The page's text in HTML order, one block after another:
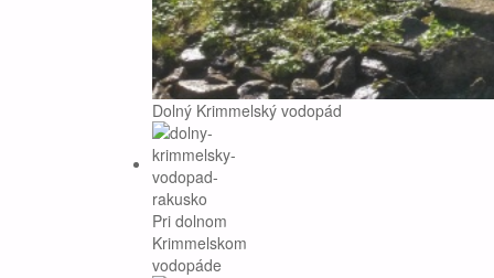
Dolný Krimmelský vodopád
Pri dolnom
Krimmelskom
vodopáde